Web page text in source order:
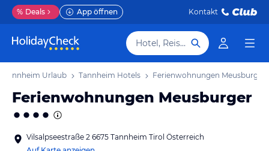
% Deals App öffnen Kontakt
Hotel, Reiseziel
Tannheim Urlaub Tannheim Hotels Ferienwohnungen Meusburger
Ferienwohnungen Meusburger
Vilsalpseestraße 2 6675 Tannheim Tirol Österreich